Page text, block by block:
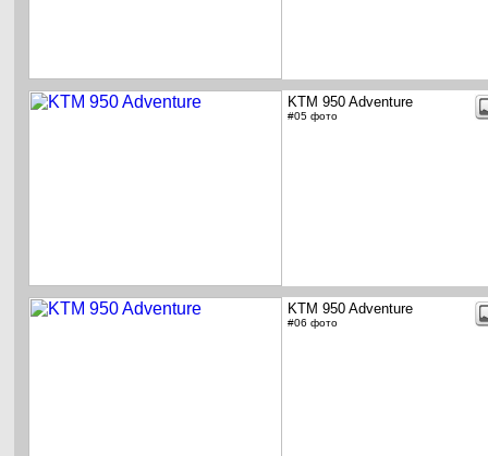
KTM 950 Adventure
#05 фото
KTM 950 Adventure
#06 фото